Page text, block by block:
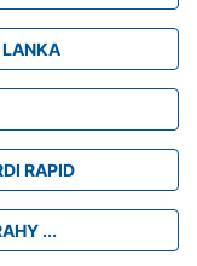
RAPID
...